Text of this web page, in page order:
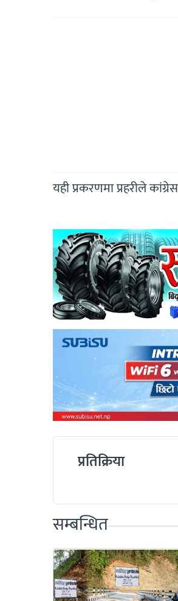
यही प्रकरणमा प्रहरीले
प्रतिक्रिया
सम्बन्धित